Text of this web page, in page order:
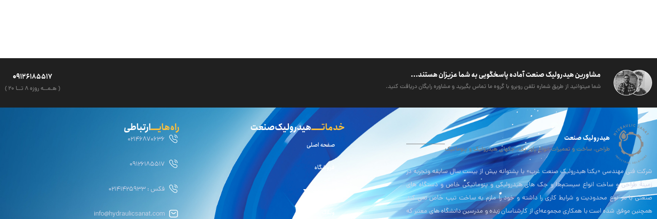
مشاورین هیدرولیک صنعت آماده پاسخگویی به شما عزیزان هستند...
شما میتوانید از طریق شماره تلفن روبرو با گروه ما تماس بگیرید و مشاوره رایگان دریافت کنید.
09126185517
( هـمــه روزه ۸ تــا ۲۰ )
هیدرولیک صنعت
طراحی، ساخت و تعمیرات انواع پاور پک، جکهای هیدرولیک و پنوماتیک
شرکت فنی مهندسی «یکتا هیدرولیک صنعت غرب» با پشتوانه بیش از بیست سال سابقه وتجربه در
زمینۀ طراحی و ساخت انواع سیستم‌ها و جک های هیدرولیکی و پنوماتیکی خاص و دستگاه های
صنعتی با هر نوع محدودیت و شرایط کاری را داشته و خود را ملزم به ساخت تیپ خاص نمی کند
همچنین موفق شده است با همکاری مجموعه‌ای از کارشناسان زبده و مدرسین دانشگاه های معتبر که
خدماتـــــهیدرولیک صنعت
صفحه اصلی
فروشگاه
وبلاگ
راه‌هایــــارتباطی
02146870636
09126185517
فکس : 02141425933
info@hydraulicsanat.com